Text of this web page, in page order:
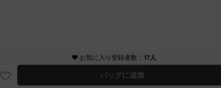
♥ お気に入り登録者数： 17人
バッグに追加